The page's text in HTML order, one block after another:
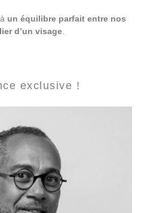
un équilibre parfait entre nos
d’un visage.
exclusive !